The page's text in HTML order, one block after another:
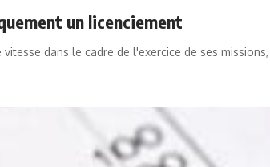
un licenciement
dans le cadre de l'exercice de ses